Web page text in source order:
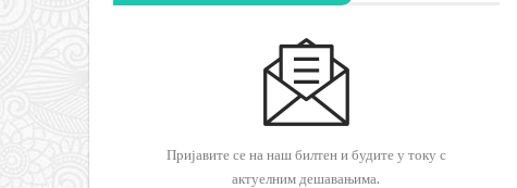
Пријавите се на наш билтен и будите у току с
актуелним дешавањима.